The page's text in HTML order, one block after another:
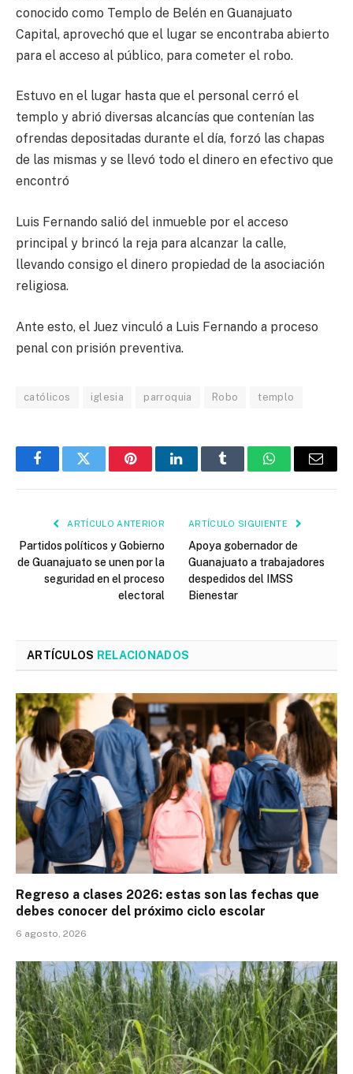
conocido como Templo de Belén en Guanajuato
Capital, aprovechó que el lugar se encontraba abierto
para el acceso al público, para cometer el robo.
Estuvo en el lugar hasta que el personal cerró el
templo y abrió diversas alcancías que contenían las
ofrendas depositadas durante el día, forzó las chapas
de las mismas y se llevó todo el dinero en efectivo que
encontró
Luis Fernando salió del inmueble por el acceso
principal y brincó la reja para alcanzar la calle,
llevando consigo el dinero propiedad de la asociación
religiosa.
Ante esto, el Juez vinculó a Luis Fernando a proceso
penal con prisión preventiva.
católicos iglesia parroquia Robo templo
FacebookTwitter PinterestLinkedInTumblr WhatsAppEmail
ARTÍCULO ANTERIOR
Partidos políticos y Gobierno
de Guanajuato se unen por la
seguridad en el proceso
electoral
ARTÍCULO SIGUIENTE
Apoya gobernador de
Guanajuato a trabajadores
despedidos del IMSS
Bienestar
ARTÍCULOS RELACIONADOS
Regreso a clases 2026: estas son las fechas que
debes conocer del próximo ciclo escolar
6 agosto, 2026